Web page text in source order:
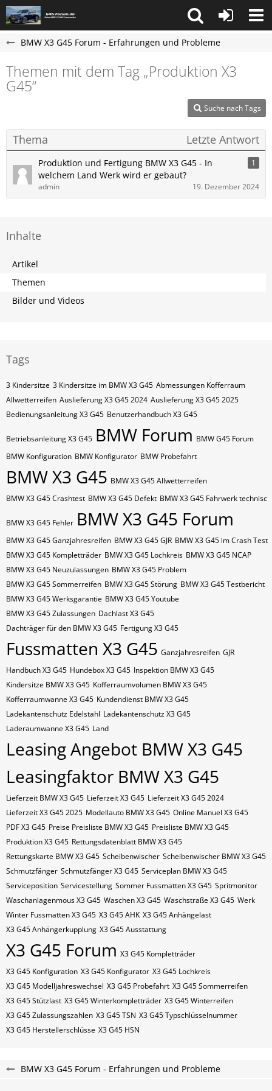
BMW X3 G45 Forum - Erfahrungen und Probleme
Themen mit dem Tag „Produktion X3
G45“
Suche nach Tags
Thema Letzte Antwort
Produktion und Fertigung BMW X3 G45 - In
welchem Land Werk wird er gebaut?
1
admin 19. Dezember 2024
Inhalte
Artikel
Themen
Bilder und Videos
Tags
3 Kindersitze 3 Kindersitze im BMW X3 G45 Abmessungen Kofferraum
Allwetterreifen Auslieferung X3 G45 2024 Auslieferung X3 G45 2025
Bedienungsanleitung X3 G45 Benutzerhandbuch X3 G45
Betriebsanleitung X3 G45 BMW Forum BMW G45 Forum
BMW Konfiguration BMW Konfigurator BMW Probefahrt
BMW X3 G45 BMW X3 G45 Allwetterreifen
BMW X3 G45 Crashtest BMW X3 G45 Defekt BMW X3 G45 Fahrwerk technisc
BMW X3 G45 Fehler BMW X3 G45 Forum
BMW X3 G45 Ganzjahresreifen BMW X3 G45 GJR BMW X3 G45 im Crash Test
BMW X3 G45 Kompletträder BMW X3 G45 Lochkreis BMW X3 G45 NCAP
BMW X3 G45 Neuzulassungen BMW X3 G45 Problem
BMW X3 G45 Sommerreifen BMW X3 G45 Störung BMW X3 G45 Testbericht
BMW X3 G45 Werksgarantie BMW X3 G45 Youtube
BMW X3 G45 Zulassungen Dachlast X3 G45
Dachträger für den BMW X3 G45 Fertigung X3 G45
Fussmatten X3 G45 Ganzjahresreifen GJR
Handbuch X3 G45 Hundebox X3 G45 Inspektion BMW X3 G45
Kindersitze BMW X3 G45 Kofferraumvolumen BMW X3 G45
Kofferraumwanne X3 G45 Kundendienst BMW X3 G45
Ladekantenschutz Edelstahl Ladekantenschutz X3 G45
Laderaumwanne X3 G45 Land
Leasing Angebot BMW X3 G45
Leasingfaktor BMW X3 G45
Lieferzeit BMW X3 G45 Lieferzeit X3 G45 Lieferzeit X3 G45 2024
Lieferzeit X3 G45 2025 Modellauto BMW X3 G45 Online Manuel X3 G45
PDF X3 G45 Preise Preisliste BMW X3 G45 Preisliste BMW X3 G45
Produktion X3 G45 Rettungsdatenblatt BMW X3 G45
Rettungskarte BMW X3 G45 Scheibenwischer Scheibenwischer BMW​ X3 G45
Schmutzfänger Schmutzfänger X3 G45 Serviceplan BMW X3 G45
Serviceposition Servicestellung Sommer Fussmatten X3 G45 Spritmonitor
Waschanlagenmous X3 G45 Waschen X3 G45 Waschstraße X3 G45 Werk
Winter Fussmatten X3 G45 X3 G45 AHK X3 G45 Anhängelast
X3 G45 Anhängerkupplung X3 G45 Ausstattung
X3 G45 Forum X3 G45 Kompletträder
X3 G45 Konfiguration X3 G45 Konfigurator X3 G45 Lochkreis
X3 G45 Modelljahreswechsel X3 G45 Probefahrt X3 G45 Sommerreifen
X3 G45 Stützlast X3 G45 Winterkompletträder X3 G45 Winterreifen
X3 G45 Zulassungszahlen X3 G45​​​​ TSN X3 G45​​​​ Typschlüsselnummer
X3 G45​​​​​ Herstellerschlüsse X3 G45​​​​​ HSN
BMW X3 G45 Forum - Erfahrungen und Probleme